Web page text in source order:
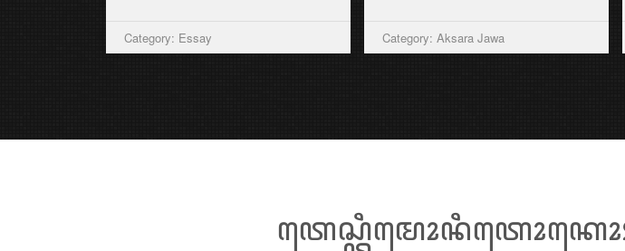
Category: Essay Category: Aksara Jawa
ꦠꦺꦱ꧀ꦠꦶꦩꦺꦴꦤꦶꦠꦺꦴꦏꦺꦴꦃ